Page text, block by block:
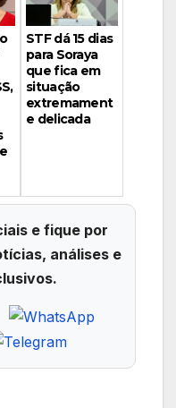
STF dá 15 dias
para Soraya
que fica em
situação
extremament
e delicada
e fique por
análises e